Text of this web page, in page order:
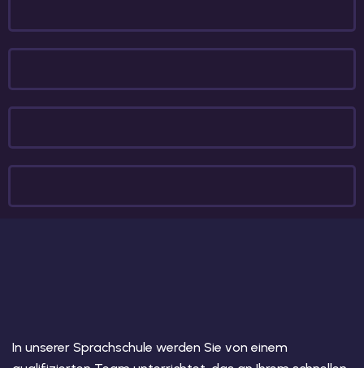
In unserer Sprachschule werden Sie von einem